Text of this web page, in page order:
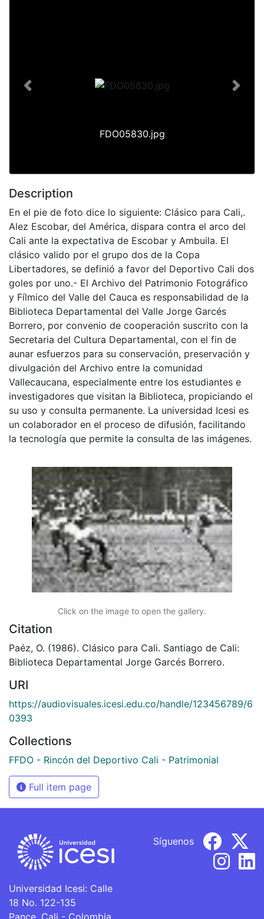
FDO05830.jpg
Previous Next
Description
En el pie de foto dice lo siguiente: Clásico para Cali,.
Alez Escobar, del América, dispara contra el arco del
Cali ante la expectativa de Escobar y Ambuila. El
clásico valido por el grupo dos de la Copa
Libertadores, se definió a favor del Deportivo Cali dos
goles por uno.- El Archivo del Patrimonio Fotográfico
y Fílmico del Valle del Cauca es responsabilidad de la
Biblioteca Departamental del Valle Jorge Garcés
Borrero, por convenio de cooperación suscrito con la
Secretaria del Cultura Departamental, con el fin de
aunar esfuerzos para su conservación, preservación y
divulgación del Archivo entre la comunidad
Vallecaucana, especialmente entre los estudiantes e
investigadores que visitan la Biblioteca, propiciando el
su uso y consulta permanente. La universidad Icesi es
un colaborador en el proceso de difusión, facilitando
la tecnología que permite la consulta de las imágenes.
Click on the image to open the gallery.
Citation
Paéz, O. (1986). Clásico para Cali. Santiago de Cali:
Biblioteca Departamental Jorge Garcés Borrero.
URI
https://audiovisuales.icesi.edu.co/handle/123456789/6
0393
Collections
FFDO - Rincón del Deportivo Cali - Patrimonial
Full item page
Universidad Icesi: Calle
18 No. 122-135
Pance, Cali - Colombia
Síguenos